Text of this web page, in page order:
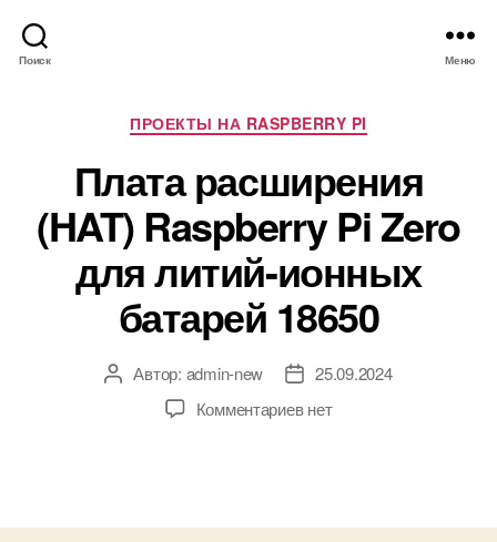
Поиск Меню
Р
у
б
р
и
к
и
ПРОЕКТЫ НА RASPBERRY PI
Плата расширения
(HAT) Raspberry Pi Zero
для литий-ионных
батарей 18650
А Автор: admin-new
Д
т
25.09.2024
Комментариевк
с
нет